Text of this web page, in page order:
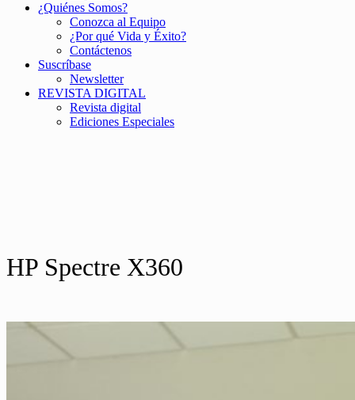
¿Quiénes Somos?
Conozca al Equipo
¿Por qué Vida y Éxito?
Contáctenos
Suscríbase
Newsletter
REVISTA DIGITAL
Revista digital
Ediciones Especiales
HP Spectre X360